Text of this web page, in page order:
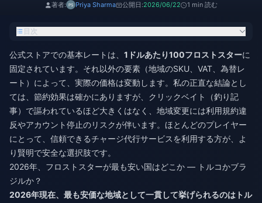
著者: Priya Sharma 公開日:2026/06/22 1 min 読む
目次
公式ストアでの基本レートは、 1ドルあたり100フロストスターに
固定されています。それ以外の要素（地域のSKU、VAT、為替レ
ート）によって、実際の価格は変動します。私の正直な結論とし
ては、節約効果は確かにありますが、クリックベイト（釣り記
事）で謳われているほど大きくはなく、地域変更には利用規約違
反やアカウント停止のリスクが伴います。ほとんどのプレイヤー
にとって、信頼できるチャージ代行サービスを利用する方が、よ
り賢明で安全な選択肢です。
2026年、フロストスターが最も安い国はどこか — トルコかブラ
ジルか？
2026年現在、最も安価な地域として一貫して挙げられるのはトル